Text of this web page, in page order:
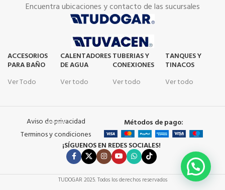
Encuentra ubicaciones y contacto de las sucursales
ACCESORIOS
PARA BAÑO
Ver Todo
CALENTADORES
DE AGUA
Ver todo
TUBERIAS Y
CONEXIONES
Ver todo
TANQUES Y
TINACOS
Ver todo
Aviso de privacidad
Terminos y condiciones
Métodos de pago:
¡SÍGUENOS EN REDES SOCIALES!
TUDOGAR 2025. Todos los derechos reservados